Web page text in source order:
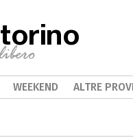
torino
WEEKEND ALTRE